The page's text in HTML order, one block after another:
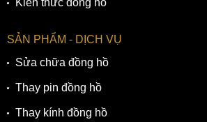
Kiến thức đồng hồ
SẢN PHẨM - DỊCH VỤ
Sửa chữa đồng hồ
Thay pin đồng hồ
Thay kính đồng hồ